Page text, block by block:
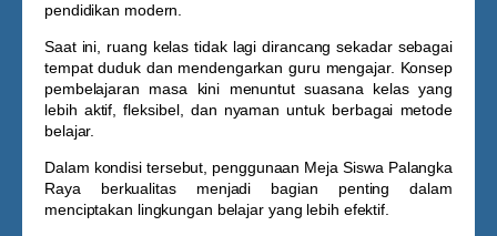
pendidikan modern.
Saat ini, ruang kelas tidak lagi dirancang sekadar sebagai
tempat duduk dan mendengarkan guru mengajar. Konsep
pembelajaran masa kini menuntut suasana kelas yang
lebih aktif, fleksibel, dan nyaman untuk berbagai metode
belajar.
Dalam kondisi tersebut, penggunaan Meja Siswa Palangka
Raya berkualitas menjadi bagian penting dalam
menciptakan lingkungan belajar yang lebih efektif.